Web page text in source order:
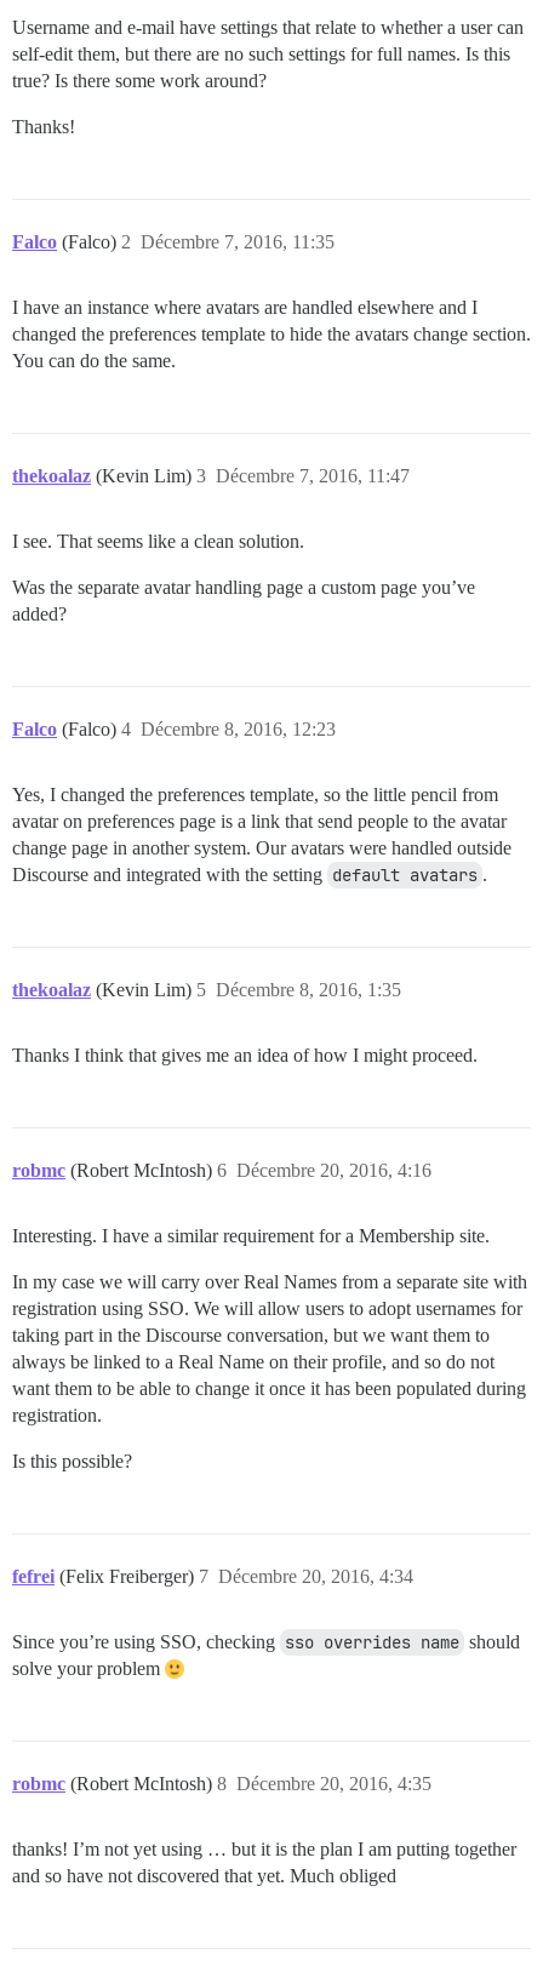
Username and e-mail have settings that relate to whether a user can
self-edit them, but there are no such settings for full names. Is this
true? Is there some work around?
Thanks!
Falco (Falco) Décembre 7, 2016, 11:35
2
I have an instance where avatars are handled elsewhere and I
changed the preferences template to hide the avatars change section.
You can do the same.
thekoalaz (Kevin Lim) Décembre 7, 2016, 11:47
3
I see. That seems like a clean solution.
Was the separate avatar handling page a custom page you’ve
added?
Falco (Falco) Décembre 8, 2016, 12:23
4
Yes, I changed the preferences template, so the little pencil from
avatar on preferences page is a link that send people to the avatar
change page in another system. Our avatars were handled outside
Discourse and integrated with the setting default avatars .
thekoalaz (Kevin Lim) Décembre 8, 2016, 1:35
5
Thanks I think that gives me an idea of how I might proceed.
robmc (Robert McIntosh) Décembre 20, 2016, 4:16
6
Interesting. I have a similar requirement for a Membership site.
In my case we will carry over Real Names from a separate site with
registration using SSO. We will allow users to adopt usernames for
taking part in the Discourse conversation, but we want them to
always be linked to a Real Name on their profile, and so do not
want them to be able to change it once it has been populated during
registration.
Is this possible?
fefrei (Felix Freiberger) Décembre 20, 2016, 4:34
7
Since you’re using SSO, checking sso overrides name should
solve your problem
robmc (Robert McIntosh) Décembre 20, 2016, 4:35
8
thanks! I’m not yet using … but it is the plan I am putting together
and so have not discovered that yet. Much obliged